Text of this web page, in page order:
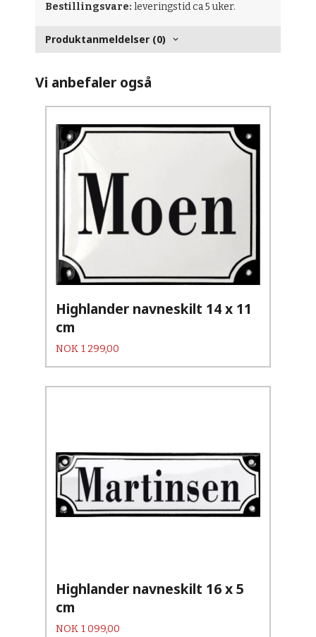
Bestillingsvare: leveringstid ca 5 uker.
Produktanmeldelser (0)
Vi anbefaler også
Highlander navneskilt 14 x 11
cm
Pris
NOK 1 299,00
Highlander navneskilt 16 x 5
cm
Pris
NOK 1 099,00